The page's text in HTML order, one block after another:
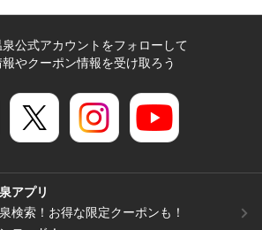
公式アカウントをフォローして
やクーポン情報を受け取ろう
アプリ
検索！お得な限定クーポンも！